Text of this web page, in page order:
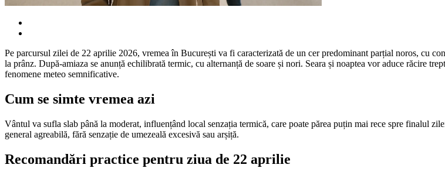
Pe parcursul zilei de 22 aprilie 2026, vremea în București va fi caracterizată de un cer predominant parțial noros, cu
la prânz. După-amiaza se anunță echilibrată termic, cu alternanță de soare și nori. Seara și noaptea vor aduce răcire
fenomene meteo semnificative.
Cum se simte vremea azi
Vântul va sufla slab până la moderat, influențând local senzația termică, care poate părea puțin mai rece spre finalul
general agreabilă, fără senzație de umezeală excesivă sau arșiță.
Recomandări practice pentru ziua de 22 aprilie